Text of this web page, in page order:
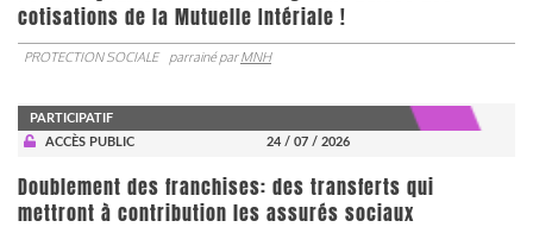
cotisations de la Mutuelle Intériale !
PROTECTION SOCIALE parrainé parMNH
PARTICIPATIF
ACCÈS PUBLIC
24 / 07 / 2026
Doublement des franchises: des transferts qui
mettront à contribution les assurés sociaux